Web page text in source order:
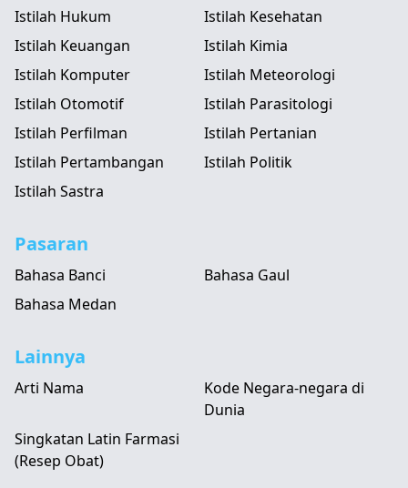
Istilah Hukum
Istilah Kesehatan
Istilah Keuangan
Istilah Kimia
Istilah Komputer
Istilah Meteorologi
Istilah Otomotif
Istilah Parasitologi
Istilah Perfilman
Istilah Pertanian
Istilah Pertambangan
Istilah Politik
Istilah Sastra
Pasaran
Bahasa Banci
Bahasa Gaul
Bahasa Medan
Lainnya
Arti Nama
Kode Negara-negara di
Dunia
Singkatan Latin Farmasi
(Resep Obat)